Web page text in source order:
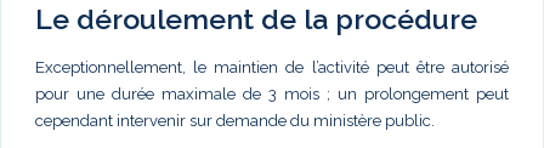
Le déroulement de la procédure
Exceptionnellement, le maintien de l’activité peut être autorisé
pour une durée maximale de 3 mois ; un prolongement peut
cependant intervenir sur demande du ministère public.